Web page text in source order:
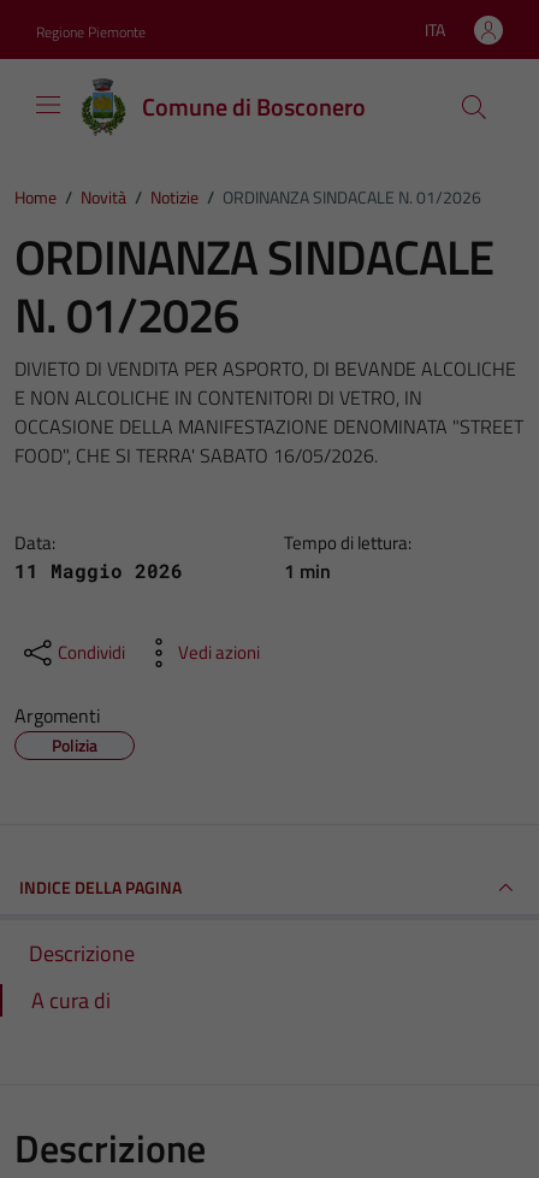
Regione Piemonte Lingua attiva:
ITA
Comune di Bosconero
Home / Novità / Notizie / ORDINANZA SINDACALE N. 01/2026
ORDINANZA SINDACALE
N. 01/2026
DIVIETO DI VENDITA PER ASPORTO, DI BEVANDE ALCOLICHE
E NON ALCOLICHE IN CONTENITORI DI VETRO, IN
OCCASIONE DELLA MANIFESTAZIONE DENOMINATA "STREET
FOOD", CHE SI TERRA' SABATO 16/05/2026.
Data:
11 Maggio 2026
Tempo di lettura:
1 min
Condividi Vedi azioni
Argomenti
Polizia
INDICE DELLA PAGINA
Descrizione
A cura di
Descrizione